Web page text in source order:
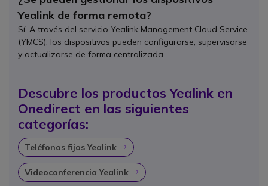
Yealink de forma remota?
Sí. A través del servicio Yealink Management Cloud Service
(YMCS), los dispositivos pueden configurarse, supervisarse
y actualizarse de forma centralizada.
Descubre los productos Yealink en
Onedirect en las siguientes
categorías:
Teléfonos fijos Yealink Icon
Videoconferencia Yealink Icon